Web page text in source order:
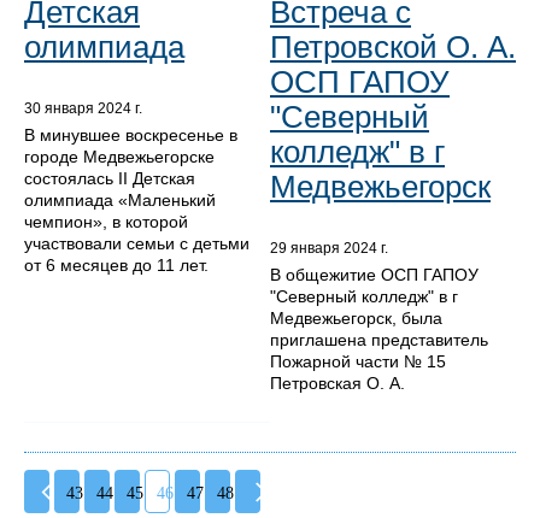
Детская
олимпиада
30 января 2024 г.
В минувшее воскресенье в
городе Медвежьегорске
состоялась II Детская
олимпиада «Маленький
чемпион», в которой
участвовали семьи с детьми
от 6 месяцев до 11 лет.
Встреча с
Петровской О. А.
ОСП ГАПОУ
"Северный
колледж" в г
Медвежьегорск
29 января 2024 г.
В общежитие ОСП ГАПОУ
"Северный колледж" в г
Медвежьегорск, была
приглашена представитель
Пожарной части № 15
Петровская О. А.
43 44 45 46 47 48